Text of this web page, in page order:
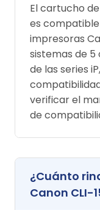
El cartucho
es
impresoras
sistemas de 5
de las series
verificar el
de
¿Cuánto
Canon CLI-